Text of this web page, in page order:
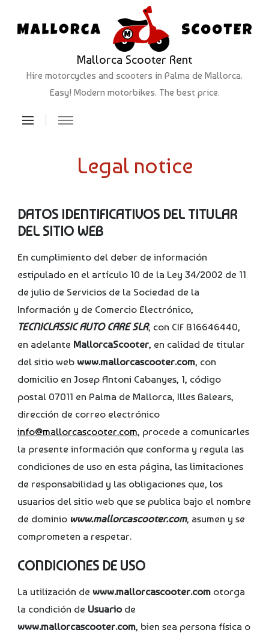
Mallorca Scooter Rent
Hire motorcycles and scooters in Palma de Mallorca.
Easy! Modern motorbikes. The best price.
Legal notice
DATOS IDENTIFICATIVOS DEL TITULAR
DEL SITIO WEB
En cumplimiento del deber de información
estipulado en el artículo 10 de la Ley 34/2002 de 11
de julio de Servicios de la Sociedad de la
Información y de Comercio Electrónico,
TECNICLASSIC AUTO CARE SLR, con CIF B16646440,
en adelante MallorcaScooter, en calidad de titular
del sitio web www.mallorcascooter.com, con
domicilio en Josep Antoni Cabanyes, 1, código
postal 07011 en Palma de Mallorca, Illes Balears,
dirección de correo electrónico
info@mallorcascooter.com, procede a comunicarles
la presente información que conforma y regula las
condiciones de uso en esta página, las limitaciones
de responsabilidad y las obligaciones que, los
usuarios del sitio web que se publica bajo el nombre
de dominio www.mallorcascooter.com, asumen y se
comprometen a respetar.
CONDICIONES DE USO
La utilización de www.mallorcascooter.com otorga
la condición de Usuariode
www.mallorcascooter.com, bien sea persona física o